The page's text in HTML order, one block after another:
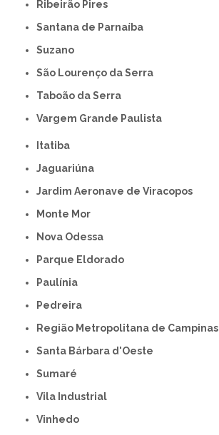
Ribeirão Pires
Santana de Parnaíba
Suzano
São Lourenço da Serra
Taboão da Serra
Vargem Grande Paulista
Itatiba
Jaguariúna
Jardim Aeronave de Viracopos
Monte Mor
Nova Odessa
Parque Eldorado
Paulínia
Pedreira
Região Metropolitana de Campinas
Santa Bárbara d'Oeste
Sumaré
Vila Industrial
Vinhedo